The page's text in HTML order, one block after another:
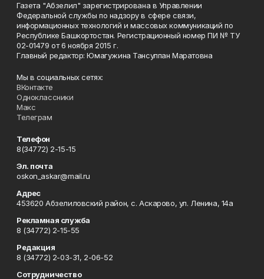
Газета "Абзелил" зарегистрирована в Управлении
Федеральной службы по надзору в сфере связи,
информационных технологий и массовых коммуникаций по
Республике Башкортостан. Регистрационный номер ПИ № ТУ
02-01479 от 6 ноября 2015 г.
Главный редактор: Юмагужина Тансулпан Маратовна
Мы в социальных сетях:
ВКонтакте
Одноклассники
Макс
Телеграм
Телефон
8(34772) 2-15-15
Эл. почта
oskon_askar@mail.ru
Адрес
453620 Абзелиловский район, с. Аскарово, ул. Ленина, 14а
Рекламная служба
8 (34772) 2-15-55
Редакция
8 (34772) 2-03-31, 2-06-52
Сотрудничество